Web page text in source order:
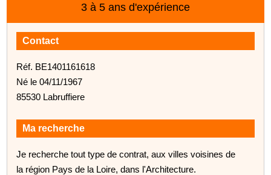
3 à 5 ans d'expérience
Contact
Réf. BE1401161618
Né le 04/11/1967
85530 Labruffiere
Ma recherche
Je recherche tout type de contrat, aux villes voisines de
la région Pays de la Loire, dans l'Architecture.